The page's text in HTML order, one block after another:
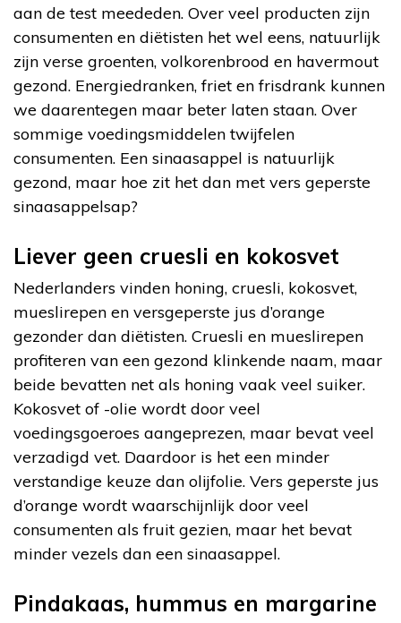
aan de test meededen. Over veel producten zijn
consumenten en diëtisten het wel eens, natuurlijk
zijn verse groenten, volkorenbrood en havermout
gezond. Energiedranken, friet en frisdrank kunnen
we daarentegen maar beter laten staan. Over
sommige voedingsmiddelen twijfelen
consumenten. Een sinaasappel is natuurlijk
gezond, maar hoe zit het dan met vers geperste
sinaasappelsap?
Liever geen cruesli en kokosvet
Nederlanders vinden honing, cruesli, kokosvet,
mueslirepen en versgeperste jus d’orange
gezonder dan diëtisten. Cruesli en mueslirepen
profiteren van een gezond klinkende naam, maar
beide bevatten net als honing vaak veel suiker.
Kokosvet of -olie wordt door veel
voedingsgoeroes aangeprezen, maar bevat veel
verzadigd vet. Daardoor is het een minder
verstandige keuze dan olijfolie. Vers geperste jus
d’orange wordt waarschijnlijk door veel
consumenten als fruit gezien, maar het bevat
minder vezels dan een sinaasappel.
Pindakaas, hummus en margarine